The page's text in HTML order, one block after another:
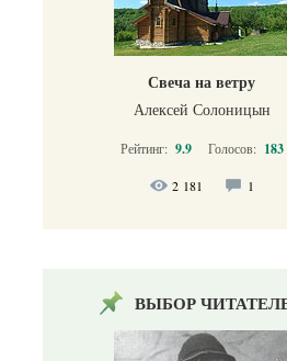
Свеча на ветру
Алексей Солоницын
Рейтинг: 9.9 Голосов: 183
2 181 1
ВЫБОР